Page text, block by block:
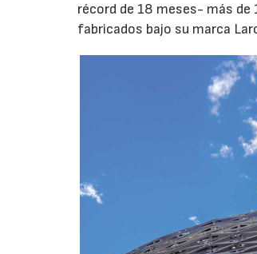
récord de 18 meses- más de
fabricados bajo su marca